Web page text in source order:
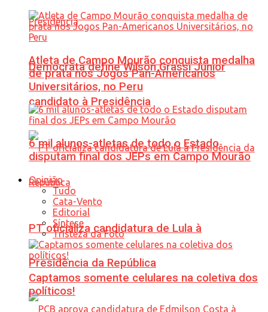
Democrata define Wilson Grassi Júnior
candidato à Presidência
PT oficializa candidatura de Lula à
Presidência da República
Atleta de Campo Mourão conquista medalha
de prata nos Jogos Pan-Americanos
Universitários, no Peru
6 mil alunos-atletas de todo o Estado
disputam final dos JEPs em Campo Mourão
Opinião
Tudo
Cata-Vento
Editorial
Síntese
Tristeza da Foto
Captamos somente celulares na coletiva dos
políticos!